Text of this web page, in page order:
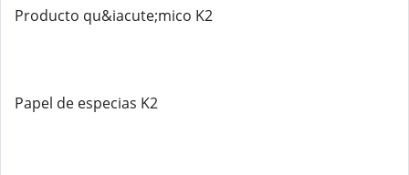
Producto qu&iacute;mico K2
Papel de especias K2